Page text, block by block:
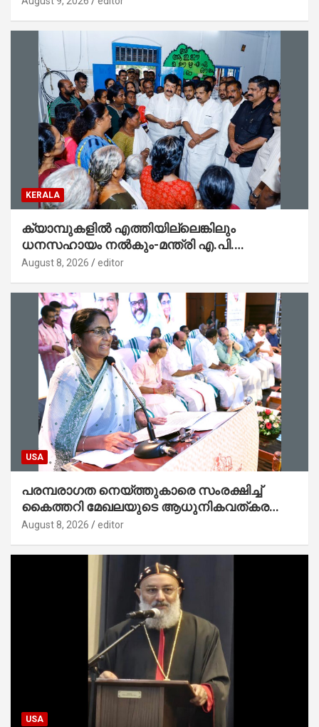
KERALA
ക്യാമ്പുകളിൽ എത്തിയില്ലെങ്കിലും
ധനസഹായം നൽകും-മന്ത്രി എ.പി.
അനിൽകുമാർ
August 8, 2026 editor
USA
പരമ്പരാഗത നെയ്ത്തുകാരെ സംരക്ഷിച്ച്
കൈത്തറി മേഖലയുടെ ആധുനികവത്കരണം
സാധ്യമാക്കും : ഡെപ്യൂട്ടി സ്പീക്കർ
August 8, 2026 editor
USA